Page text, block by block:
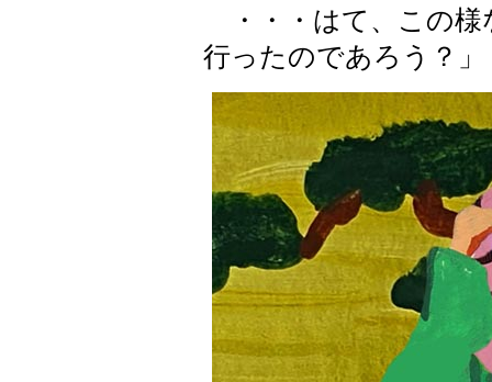
・・・はて、この様
行ったのであろう？」